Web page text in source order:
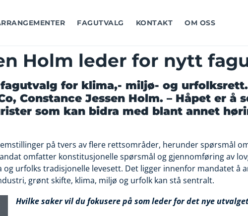
FAGUTVALG KONTAKT OM OSS
Holm leder for nytt
for klima,- miljø- og
Constance Jessen Holm. – Håpet er å
som kan bidra med blant annet
på tvers av flere rettsområder, herunder spørsmål
omfatter konstitusjonelle spørsmål og gjennomføring av
urfolks tradisjonelle levesett. Det ligger innenfor mandatet å
grønt skifte, klima, miljø og urfolk kan stå sentralt.
Hvilke saker vil du fokusere på som leder for det nye